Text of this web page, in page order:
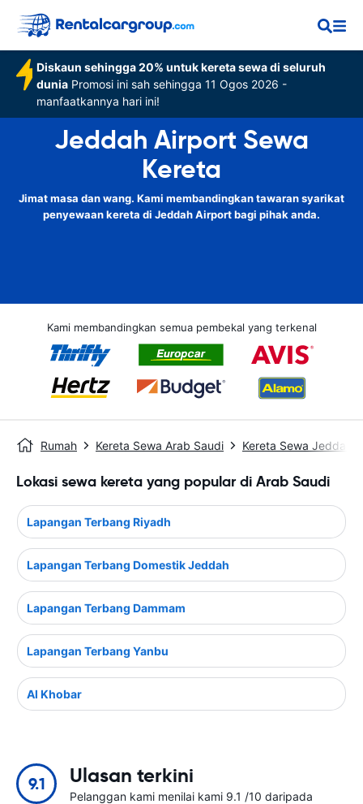
Diskaun sehingga 20% untuk kereta sewa di seluruh
dunia Promosi ini sah sehingga 11 Ogos 2026 -
manfaatkannya hari ini!
Jeddah Airport Sewa
Kereta
Jimat masa dan wang. Kami membandingkan tawaran syarikat
penyewaan kereta di Jeddah Airport bagi pihak anda.
Kami membandingkan semua pembekal yang terkenal
Rumah Kereta Sewa Arab Saudi Kereta Sewa Jeddah
Lokasi sewa kereta yang popular di Arab Saudi
Lapangan Terbang Riyadh
Lapangan Terbang Domestik Jeddah
Lapangan Terbang Dammam
Lapangan Terbang Yanbu
Al Khobar
9.1 Ulasan terkini
Pelanggan kami menilai kami 9.1 /10 daripada